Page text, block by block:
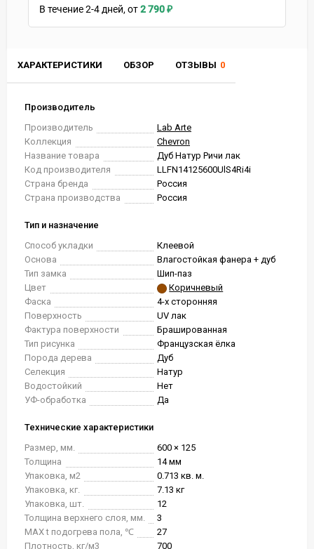
ХАРАКТЕРИСТИКИ ОБЗОР ОТЗЫВЫ 0
Производитель
Производитель
Lab Arte
Коллекция
Chevron
Название товара
Дуб Натур Ричи лак
Код производителя
LLFN14125600UlS4Ri4i
Страна бренда
Россия
Страна производства
Россия
Тип и назначение
Способ укладки
Клеевой
Основа
Влагостойкая фанера + дуб
Тип замка
Шип-паз
Цвет
Коричневый
Фаска
4-х сторонняя
Поверхность
UV лак
Фактура поверхности
Брашированная
Тип рисунка
Французская ёлка
Порода дерева
Дуб
Селекция
Натур
Водостойкий
Нет
УФ-обработка
Да
Технические характеристики
Размер, мм.
600 × 125
Толщина
14 мм
Упаковка, м2
0.713 кв. м.
Упаковка, кг.
7.13 кг
Упаковка, шт.
12
Толщина верхнего слоя, мм.
3
MAX t подогрева пола, ℃
27
Плотность, кг/м3
700
В течение2-4 дней 2 790₽